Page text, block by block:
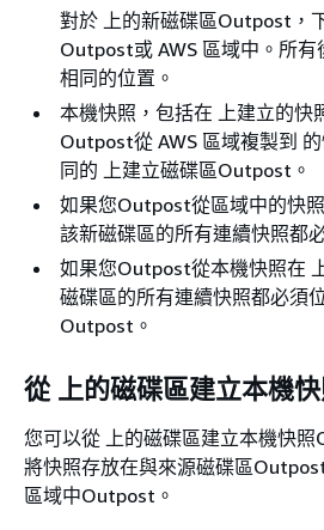
對於 上的新磁碟區Outpost，
Outpost或 AWS 區域中。所
相同的位置。
本機快照，包括在 上建立的
Outpost從 AWS 區域複製到
同的 上建立磁碟區Outpost。
如果您Outpost從區域中的快
該新磁碟區的所有連續快照都
如果您Outpost從本機快照在
磁碟區的所有連續快照都必須
Outpost。
從 上的磁碟區建立本機
您可以從 上的磁碟區建立本機快
將快照存放在與來源磁碟區
區域中Outpost。